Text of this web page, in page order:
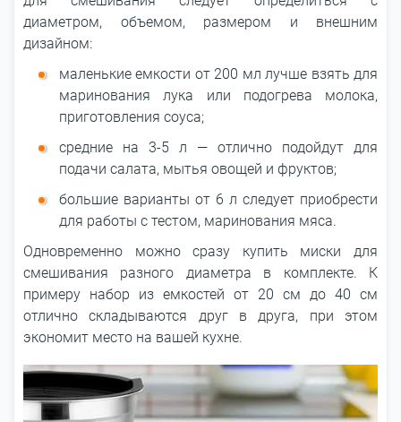
диаметром, объемом, размером и внешним
дизайном:
маленькие емкости от 200 мл лучше взять для
маринования лука или подогрева молока,
приготовления соуса;
средние на 3-5 л — отлично подойдут для
подачи салата, мытья овощей и фруктов;
большие варианты от 6 л следует приобрести
для работы с тестом, маринования мяса.
Одновременно можно сразу купить миски для
смешивания разного диаметра в комплекте. К
примеру набор из емкостей от 20 см до 40 см
отлично складываются друг в друга, при этом
экономит место на вашей кухне.